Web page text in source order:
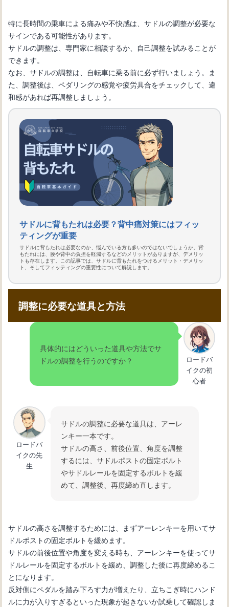
特に長時間の乗車による痛みや不快感は、サドルの調整が必要な
サインである可能性があります。
サドルの調整は、専門家に相談するか、自己調整を試みることが
できます。
なお、サドルの調整は、自転車に乗る前に必ず行いましょう。ま
た、調整後は、ペダリングの感覚や疲労具合をチェックして、違
和感があれば再調整しましょう。
サドルに背もたれは必要？背中痛対策にはフィッ
ティングが重要
サドルに背もたれは必要なのか、悩んでいる方も多いのではないでしょうか。背
もたれには、腰や背中の負担を軽減するなどのメリットがありますが、デメリッ
トも存在します。この記事では、サドルに背もたれをつけるメリット・デメリッ
ト、そしてフィッティングの重要性について解説します。
調整に必要な道具と方法
具体的にはどういった道具や方法でサ
ドルの調整を行うのですか？
ロードバ
イクの初
心者
ロードバ
イクの先
生
サドルの調整に必要な道具は、アーレ
ンキー一本です。
サドルの高さ、前後位置、角度を調整
するには、サドルポストの固定ボルト
やサドルレールを固定するボルトを緩
めて、調整後、再度締め直します。
サドルの高さを調整するためには、まずアーレンキーを用いてサ
ドルポストの固定ボルトを緩めます。
サドルの前後位置や角度を変える時も、アーレンキーを使ってサ
ドルレールを固定するボルトを緩め、調整した後に再度締めるこ
とになります。
反対側にペダルを踏み下ろす力が増えたり、立ちこぎ時にハンド
ルに力が入りすぎるといった現象が起きないか試乗して確認しま